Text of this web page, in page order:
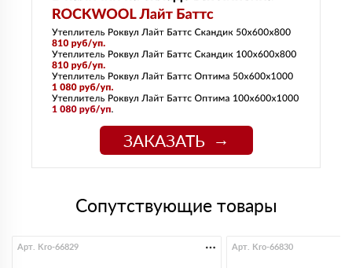
ЗАКАЗАТЬ
Сопутствующие товары
Арт. Kro-66829 Арт. Kro-66830